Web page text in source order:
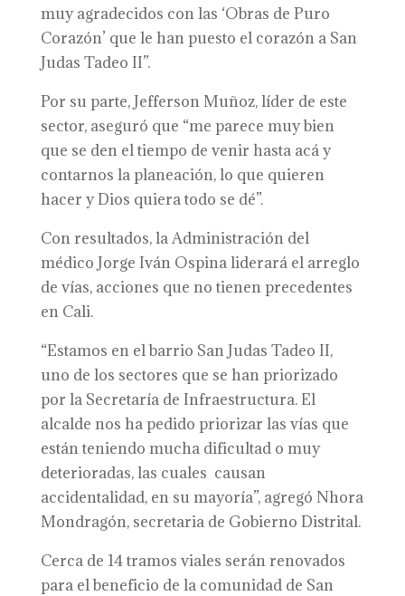
muy agradecidos con las ‘Obras de Puro
Corazón’ que le han puesto el corazón a San
Judas Tadeo II”.
Por su parte, Jefferson Muñoz, líder de este
sector, aseguró que “me parece muy bien
que se den el tiempo de venir hasta acá y
contarnos la planeación, lo que quieren
hacer y Dios quiera todo se dé”.
Con resultados, la Administración del
médico Jorge Iván Ospina liderará el arreglo
de vías, acciones que no tienen precedentes
en Cali.
“Estamos en el barrio San Judas Tadeo II,
uno de los sectores que se han priorizado
por la Secretaría de Infraestructura. El
alcalde nos ha pedido priorizar las vías que
están teniendo mucha dificultad o muy
deterioradas, las cuales causan
accidentalidad, en su mayoría”, agregó Nhora
Mondragón, secretaria de Gobierno Distrital.
Cerca de 14 tramos viales serán renovados
para el beneficio de la comunidad de San